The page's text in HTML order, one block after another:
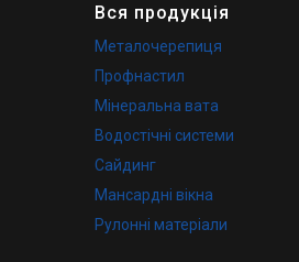
Вся продукція
Металочерепиця
Профнастил
Мінеральна вата
Водостічні системи
Сайдинг
Мансардні вікна
Рулонні матеріали